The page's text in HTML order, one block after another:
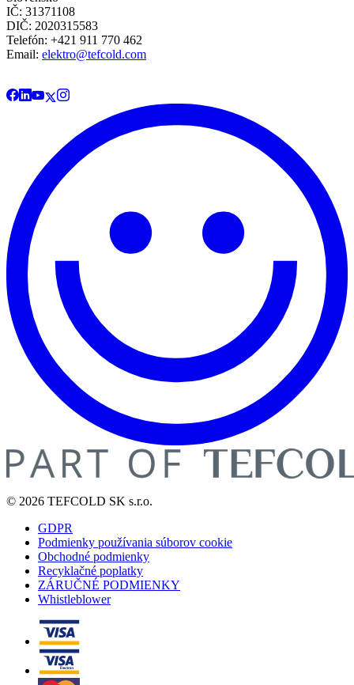
IČ: 31371108
DIČ: 2020315583
Telefón: +421 911 770 462
Email: elektro@tefcold.com
© 2026 TEFCOLD SK s.r.o.
GDPR
Podmienky používania súborov cookie
Obchodné podmienky
Recyklačné poplatky
ZÁRUČNÉ PODMIENKY
Whistleblower